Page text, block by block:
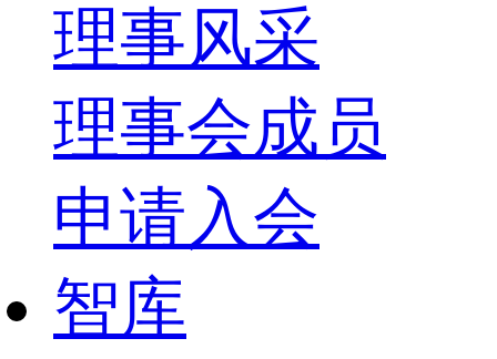
理事风采
理事会成员
申请入会
智库